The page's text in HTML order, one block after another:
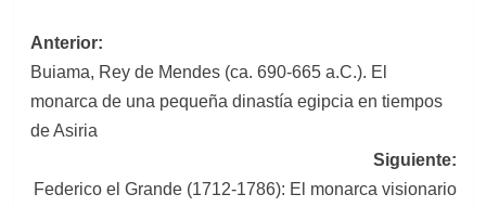
Navegación
de
entradas
Anterior:
Buiama, Rey de Mendes (ca. 690-665 a.C.). El
monarca de una pequeña dinastía egipcia en tiempos
de Asiria
Siguiente:
Federico el Grande (1712-1786): El monarca visionario